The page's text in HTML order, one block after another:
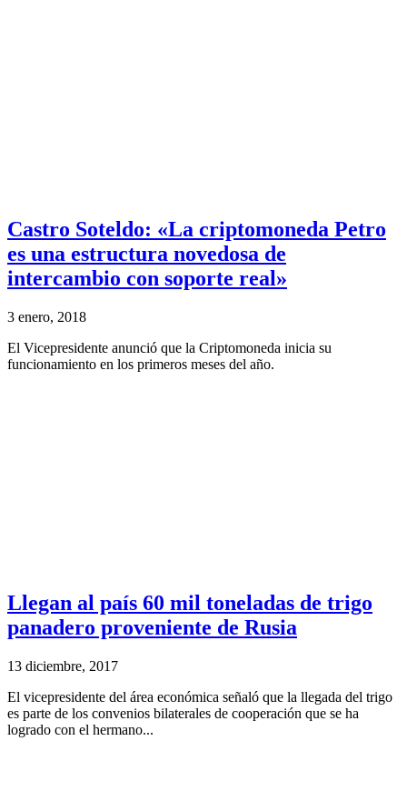
Castro Soteldo: «La criptomoneda Petro
es una estructura novedosa de
intercambio con soporte real»
3 enero, 2018
El Vicepresidente anunció que la Criptomoneda inicia su
funcionamiento en los primeros meses del año.
Llegan al país 60 mil toneladas de trigo
panadero proveniente de Rusia
13 diciembre, 2017
El vicepresidente del área económica señaló que la llegada del trigo
es parte de los convenios bilaterales de cooperación que se ha
logrado con el hermano...